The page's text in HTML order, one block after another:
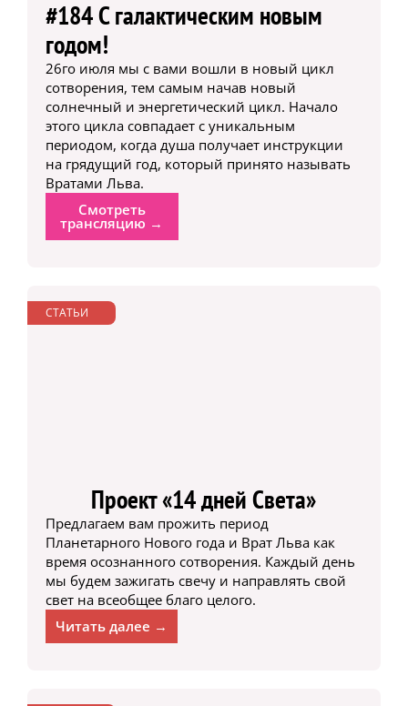
#184 С галактическим новым
годом!
26го июля мы с вами вошли в новый цикл
сотворения, тем самым начав новый
солнечный и энергетический цикл. Начало
этого цикла совпадает с уникальным
периодом, когда душа получает инструкции
на грядущий год, который принято называть
Вратами Льва.
Смотреть
трансляцию →
СТАТЬИ
Проект «14 дней Света»
Предлагаем вам прожить период
Планетарного Нового года и Врат Льва как
время осознанного сотворения. Каждый день
мы будем зажигать свечу и направлять свой
свет на всеобщее благо целого.
Читать далее →